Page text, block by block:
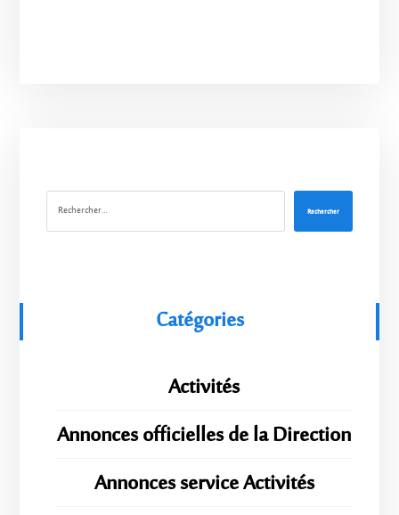
Rechercher
Catégories
Activités
Annonces officielles de la Direction
Annonces service Activités